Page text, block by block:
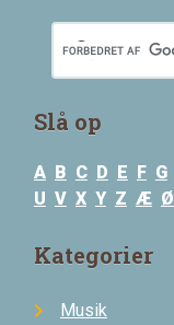
Slå op
A B C D E F G
U V X Y Z Æ Ø
Kategorier
Musik